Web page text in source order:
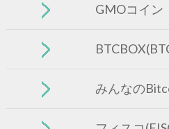
GMOコイン
みんなの